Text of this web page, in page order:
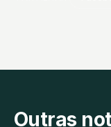
Outras